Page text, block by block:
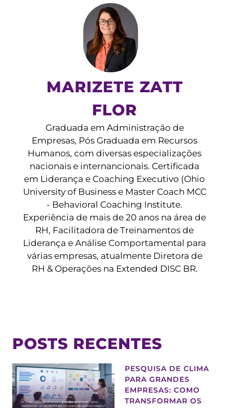
MARIZETE ZATT
FLOR
Graduada em Administração de
Empresas, Pós Graduada em Recursos
Humanos, com diversas especializações
nacionais e internancionais. Certificada
em Liderança e Coaching Executivo (Ohio
University of Business e Master Coach MCC
- Behavioral Coaching Institute.
Experiência de mais de 20 anos na área de
RH, Facilitadora de Treinamentos de
Liderança e Análise Comportamental para
várias empresas, atualmente Diretora de
RH & Operações na Extended DISC BR.
POSTS RECENTES
PESQUISA DE CLIMA
PARA GRANDES
EMPRESAS: COMO
TRANSFORMAR OS